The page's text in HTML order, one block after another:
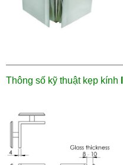
Thông số kỹ thuật kẹp kính